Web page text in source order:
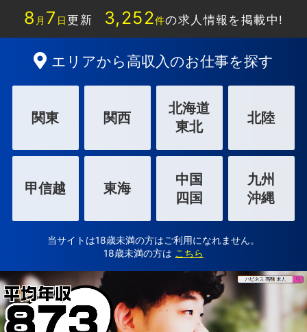
8 月 7 日更新 3,252件の求人情報を掲載中!
エリアから高収入のお仕事を探す
関東 関西
北海道
東北
北陸
甲信越 東海
中国
四国
九州
沖縄
当サイトは18歳未満の方はご利用になれません。
18歳未満の方は こちら